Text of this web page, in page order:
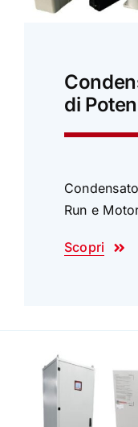
di
Run e
Scopri